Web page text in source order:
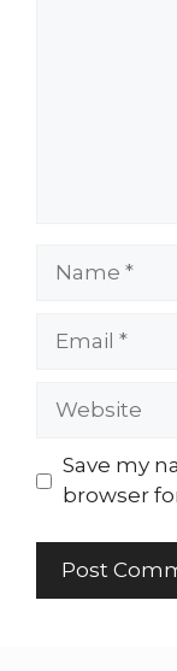
Website
Save my
browser